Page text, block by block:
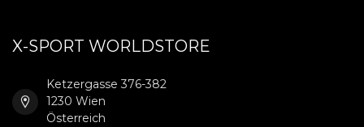
X-SPORT WORLDSTORE
Ketzergasse 376-382
1230 Wien
Österreich